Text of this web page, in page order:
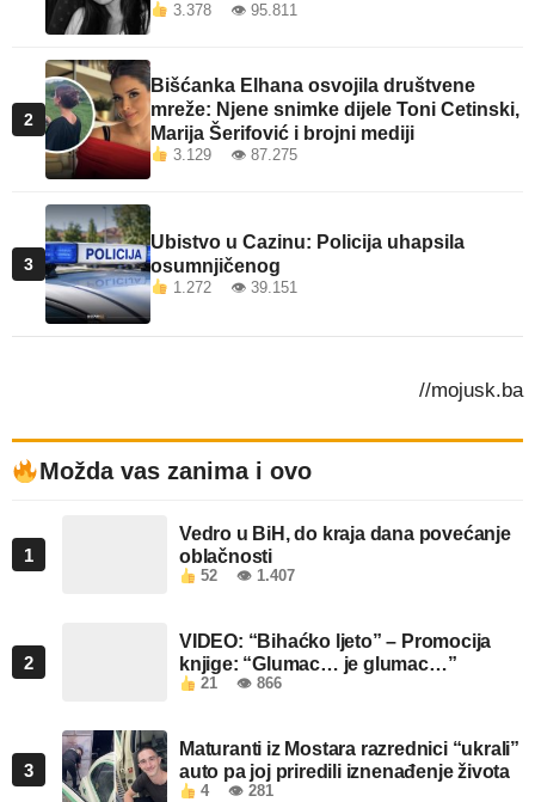
3.378 👁 95.811
2
Bišćanka Elhana osvojila društvene
mreže: Njene snimke dijele Toni Cetinski,
Marija Šerifović i brojni mediji
3.129 👁 87.275
3
Ubistvo u Cazinu: Policija uhapsila
osumnjičenog
1.272 👁 39.151
//mojusk.ba
Možda vas zanima i ovo
1
Vedro u BiH, do kraja dana povećanje
oblačnosti
52 👁 1.407
2
VIDEO: “Bihaćko ljeto” – Promocija
knjige: “Glumac… je glumac…”
21 👁 866
3
Maturanti iz Mostara razrednici “ukrali”
auto pa joj priredili iznenađenje života
4 👁 281